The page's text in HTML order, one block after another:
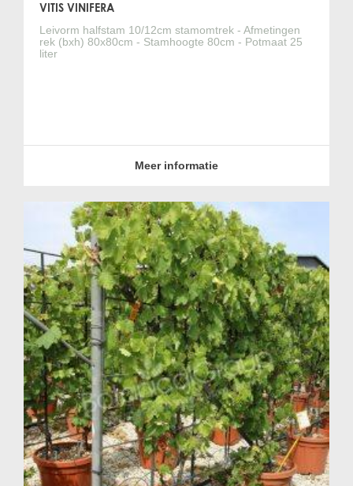
VITIS VINIFERA
Leivorm halfstam 10/12cm stamomtrek - Afmetingen
rek (bxh) 80x80cm - Stamhoogte 80cm - Potmaat 25
liter
Meer informatie